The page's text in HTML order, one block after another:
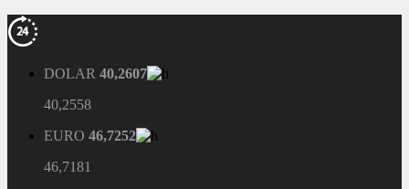
DOLAR 40,2607
40,2558
EURO 46,7252
46,7181